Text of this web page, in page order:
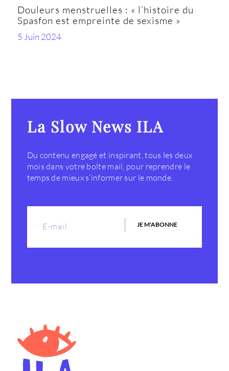
Douleurs menstruelles : « l’histoire du
Spasfon est empreinte de sexisme »
5 Juin 2024
La Slow News ILA
Du contenu engagé et inspirant, tous les deux
mois dans votre boîte mail, pour reprendre le
temps de mieux s’informer sur le monde.
JE M'ABONNE